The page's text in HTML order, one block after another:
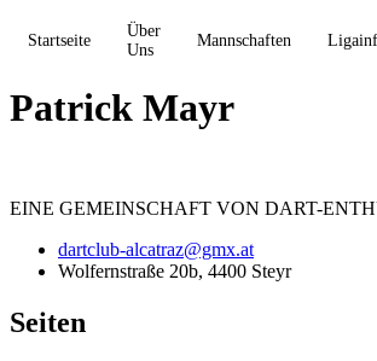
Startseite
Über
Uns
Mannschaften
Patrick Mayr
EINE GEMEINSCHAFT VON DART-
dartclub-alcatraz@gmx.at
Wolfernstraße 20b, 4400 Steyr
Seiten